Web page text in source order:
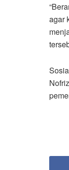
agar